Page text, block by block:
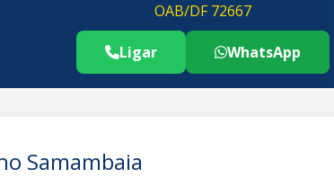
OAB/DF 72667
Telefone Advogado Direito
Ligar ..
WhatsApp
Samambaia